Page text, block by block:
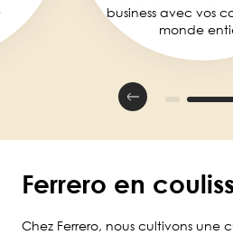
business avec vos
monde
Ferrero en
Chez Ferrero, nous cultivons une